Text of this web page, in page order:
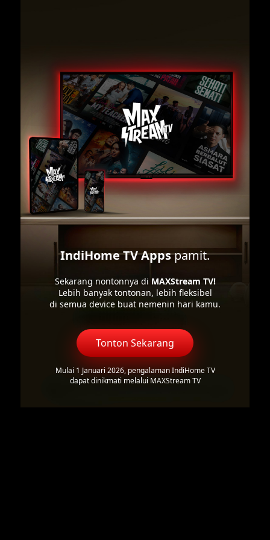
IndiHome TV Appspamit.
Sekarang nontonnya di MAXStream TV!
Lebih banyak tontonan, lebih fleksibel
di semua device buat nemenin hari kamu.
Tonton Sekarang
Mulai 1 Januari 2026, pengalaman IndiHome TV
dapat dinikmati melalui MAXStream TV